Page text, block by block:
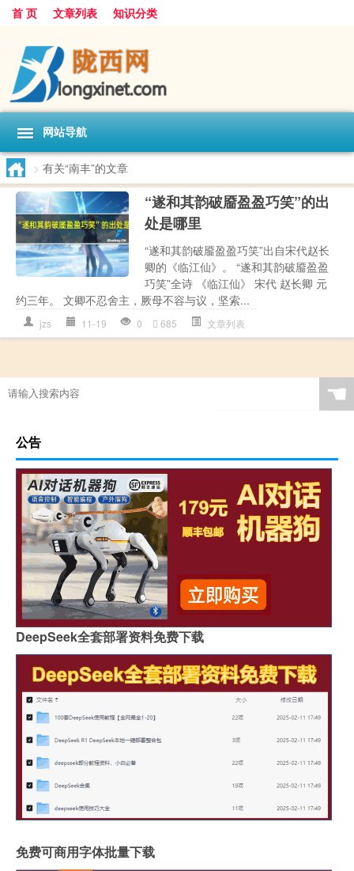
首 页 文章列表 知识分类
网站导航
> 有关“南丰”的文章
“遂和其韵破靥盈盈巧笑”的出
处是哪里
“遂和其韵破靥盈盈巧笑”出自宋代赵长
卿的《临江仙》。 “遂和其韵破靥盈盈
巧笑”全诗 《临江仙》 宋代 赵长卿 元
约三年。 文卿不忍舍主，厥母不容与议，坚索...
jzs 11-19 0 685 文章列表
☚
公告
DeepSeek全套部署资料免费下载
免费可商用字体批量下载